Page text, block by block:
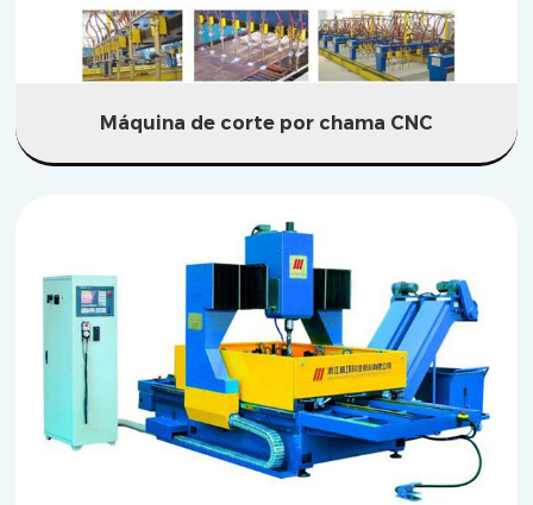
Máquina de corte por chama CNC